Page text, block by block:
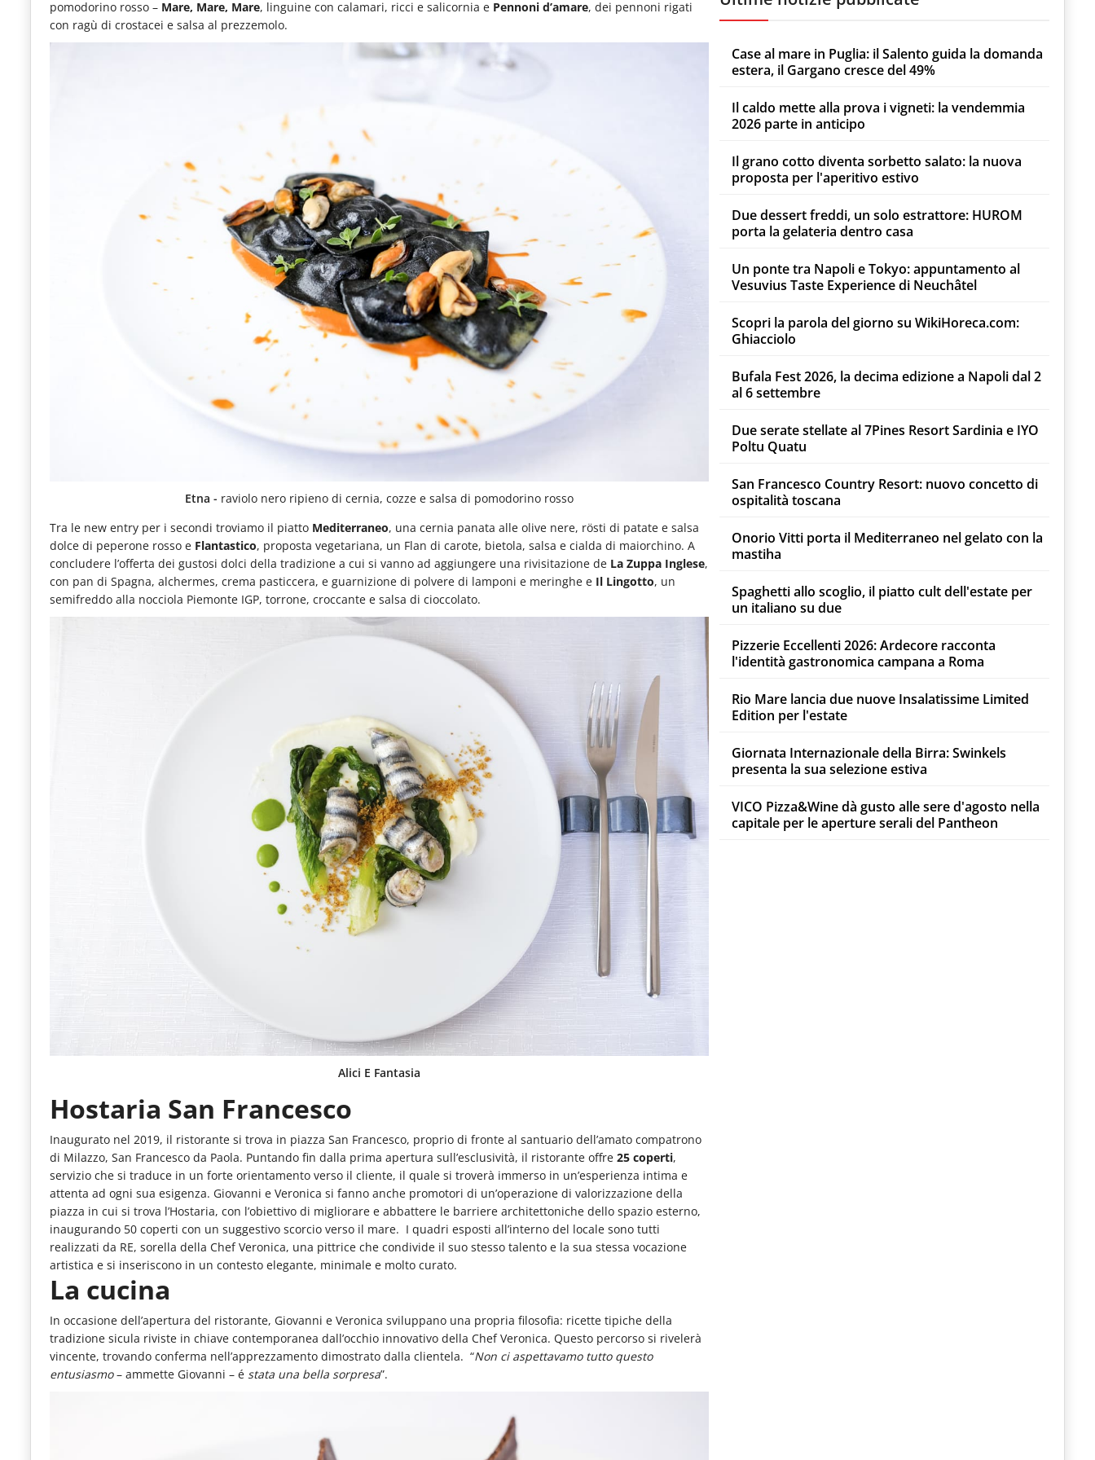
pomodorino rosso – Mare, Mare, Mare, linguine con calamari, ricci e salicornia e Pennoni d’amare, dei pennoni rigati
con ragù di crostacei e salsa al prezzemolo.
Etna - raviolo nero ripieno di cernia, cozze e salsa di pomodorino rosso
Tra le new entry per i secondi troviamo il piatto Mediterraneo, una cernia panata alle olive nere, rösti di patate e salsa
dolce di peperone rosso e Flantastico, proposta vegetariana, un Flan di carote, bietola, salsa e cialda di maiorchino. A
concludere l’offerta dei gustosi dolci della tradizione a cui si vanno ad aggiungere una rivisitazione de La Zuppa Inglese,
con pan di Spagna, alchermes, crema pasticcera, e guarnizione di polvere di lamponi e meringhe e Il Lingotto, un
semifreddo alla nocciola Piemonte IGP, torrone, croccante e salsa di cioccolato.
Alici E Fantasia
Hostaria San Francesco
Inaugurato nel 2019, il ristorante si trova in piazza San Francesco, proprio di fronte al santuario dell’amato compatrono
di Milazzo, San Francesco da Paola. Puntando fin dalla prima apertura sull’esclusività, il ristorante offre 25 coperti,
servizio che si traduce in un forte orientamento verso il cliente, il quale si troverà immerso in un’esperienza intima e
attenta ad ogni sua esigenza. Giovanni e Veronica si fanno anche promotori di un’operazione di valorizzazione della
piazza in cui si trova l’Hostaria, con l’obiettivo di migliorare e abbattere le barriere architettoniche dello spazio esterno,
inaugurando 50 coperti con un suggestivo scorcio verso il mare. I quadri esposti all’interno del locale sono tutti
realizzati da RE, sorella della Chef Veronica, una pittrice che condivide il suo stesso talento e la sua stessa vocazione
artistica e si inseriscono in un contesto elegante, minimale e molto curato.
La cucina
In occasione dell’apertura del ristorante, Giovanni e Veronica sviluppano una propria filosofia: ricette tipiche della
tradizione sicula riviste in chiave contemporanea dall’occhio innovativo della Chef Veronica. Questo percorso si rivelerà
vincente, trovando conferma nell’apprezzamento dimostrato dalla clientela. “Non ci aspettavamo tutto questo
entusiasmo– ammette Giovanni – é stata una bella sorpresa”.
Case al mare in Puglia: il Salento guida la domanda
estera, il Gargano cresce del 49%
Il caldo mette alla prova i vigneti: la vendemmia
2026 parte in anticipo
Il grano cotto diventa sorbetto salato: la nuova
proposta per l'aperitivo estivo
Due dessert freddi, un solo estrattore: HUROM
porta la gelateria dentro casa
Un ponte tra Napoli e Tokyo: appuntamento al
Vesuvius Taste Experience di Neuchâtel
Scopri la parola del giorno su WikiHoreca.com:
Ghiacciolo
Bufala Fest 2026, la decima edizione a Napoli dal 2
al 6 settembre
Due serate stellate al 7Pines Resort Sardinia e IYO
Poltu Quatu
San Francesco Country Resort: nuovo concetto di
ospitalità toscana
Onorio Vitti porta il Mediterraneo nel gelato con la
mastiha
Spaghetti allo scoglio, il piatto cult dell'estate per
un italiano su due
Pizzerie Eccellenti 2026: Ardecore racconta
l'identità gastronomica campana a Roma
Rio Mare lancia due nuove Insalatissime Limited
Edition per l'estate
Giornata Internazionale della Birra: Swinkels
presenta la sua selezione estiva
VICO Pizza&Wine dà gusto alle sere d'agosto nella
capitale per le aperture serali del Pantheon